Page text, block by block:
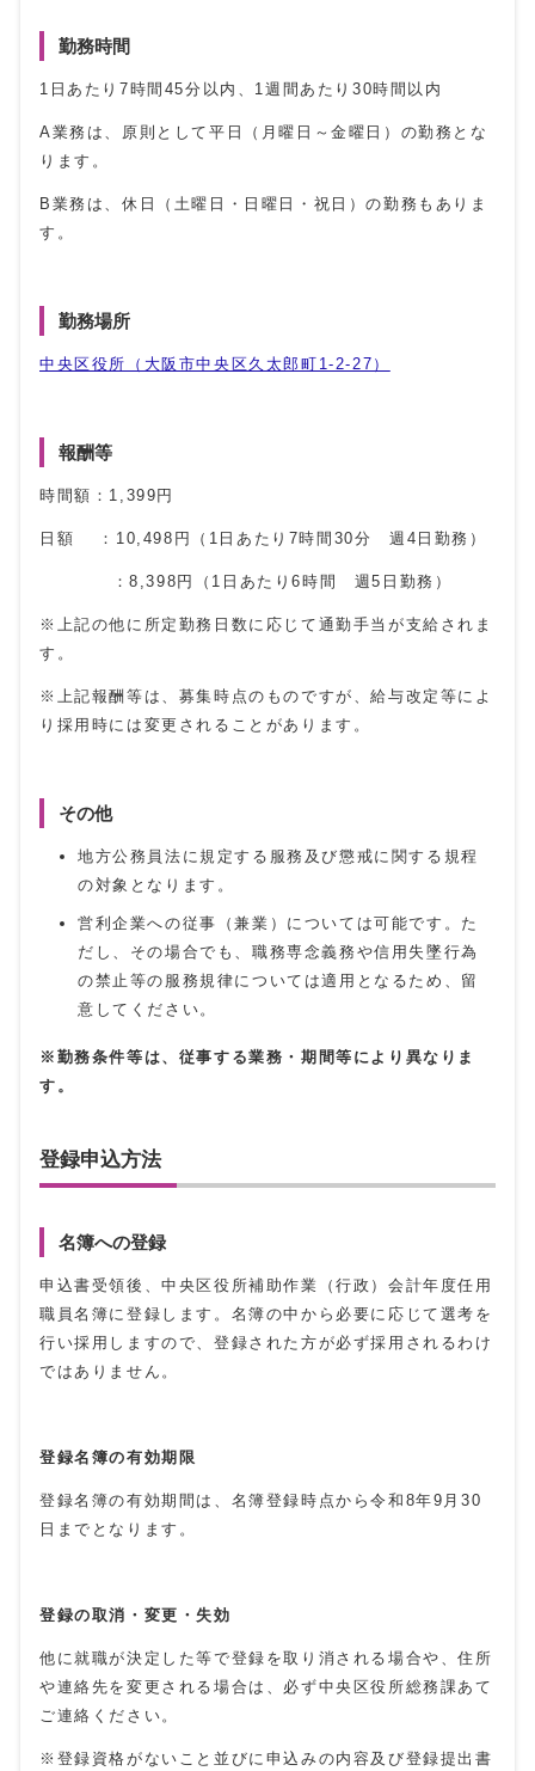
勤務時間
1日あたり7時間45分以内、1週間あたり30時間以内
A業務は、原則として平日（月曜日～金曜日）の勤務とな
ります。
B業務は、休日（土曜日・日曜日・祝日）の勤務もありま
す。
勤務場所
中央区役所（大阪市中央区久太郎町1-2-27）
報酬等
時間額：1,399円
日額 ：10,498円（1日あたり7時間30分 週4日勤務）
：8,398円（1日あたり6時間 週5日勤務）
※上記の他に所定勤務日数に応じて通勤手当が支給されま
す。
※上記報酬等は、募集時点のものですが、給与改定等によ
り採用時には変更されることがあります。
その他
地方公務員法に規定する服務及び懲戒に関する規程
の対象となります。
営利企業への従事（兼業）については可能です。た
だし、その場合でも、職務専念義務や信用失墜行為
の禁止等の服務規律については適用となるため、留
意してください。
※勤務条件等は、従事する業務・期間等により異なりま
す。
登録申込方法
名簿への登録
申込書受領後、中央区役所補助作業（行政）会計年度任用
職員名簿に登録します。名簿の中から必要に応じて選考を
行い採用しますので、登録された方が必ず採用されるわけ
ではありません。
登録名簿の有効期限
登録名簿の有効期間は、名簿登録時点から令和8年9月30
日までとなります。
登録の取消・変更・失効
他に就職が決定した等で登録を取り消される場合や、住所
や連絡先を変更される場合は、必ず中央区役所総務課あて
ご連絡ください。
※登録資格がないこと並びに申込みの内容及び登録提出書